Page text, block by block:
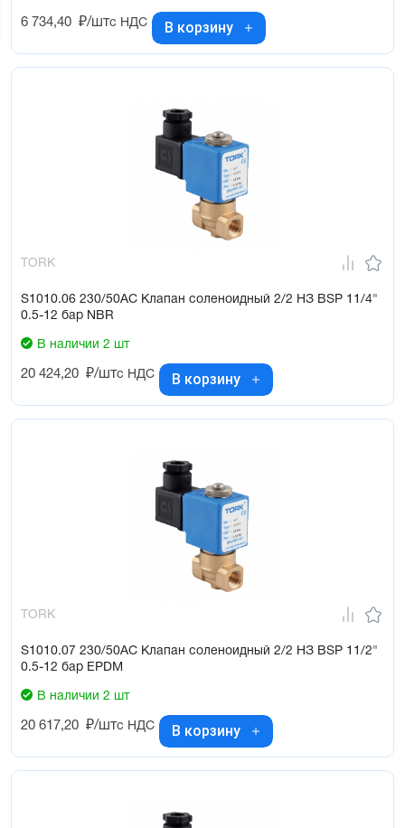
6 734,40 ₽/штс НДС В корзину
TORK
S1010.06 230/50AC Клапан соленоидный 2/2 НЗ BSP 11/4"
0.5-12 бар NBR
В наличии 2 шт
20 424,20 ₽/штс НДС В корзину
TORK
S1010.07 230/50AC Клапан соленоидный 2/2 НЗ BSP 11/2"
0.5-12 бар EPDM
В наличии 2 шт
20 617,20 ₽/штс НДС В корзину